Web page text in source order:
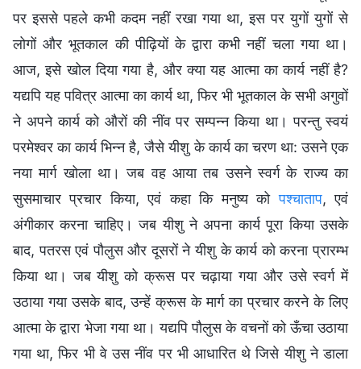
पर इससे पहले कभी कदम नहीं रखा गया था, इस पर युगों युगों से
लोगों और भूतकाल की पीढ़ियों के द्वारा कभी नहीं चला गया था।
आज, इसे खोल दिया गया है, और क्या यह आत्मा का कार्य नहीं है?
यद्यपि यह पवित्र आत्मा का कार्य था, फिर भी भूतकाल के सभी अगुवों
ने अपने कार्य को औरों की नींव पर सम्पन्न किया था। परन्तु स्वयं
परमेश्वर का कार्य भिन्न है, जैसे यीशु के कार्य का चरण था: उसने एक
नया मार्ग खोला था। जब वह आया तब उसने स्वर्ग के राज्य का
सुसमाचार प्रचार किया, एवं कहा कि मनुष्य कोपश्चाताप, एवं
अंगीकार करना चाहिए। जब यीशु ने अपना कार्य पूरा किया उसके
बाद, पतरस एवं पौलुस और दूसरों ने यीशु के कार्य को करना प्रारम्भ
किया था। जब यीशु को क्रूस पर चढ़ाया गया और उसे स्वर्ग में
उठाया गया उसके बाद, उन्हें क्रूस के मार्ग का प्रचार करने के लिए
आत्मा के द्वारा भेजा गया था। यद्यपि पौलुस के वचनों को ऊँचा उठाया
गया था, फिर भी वे उस नींव पर भी आधारित थे जिसे यीशु ने डाला